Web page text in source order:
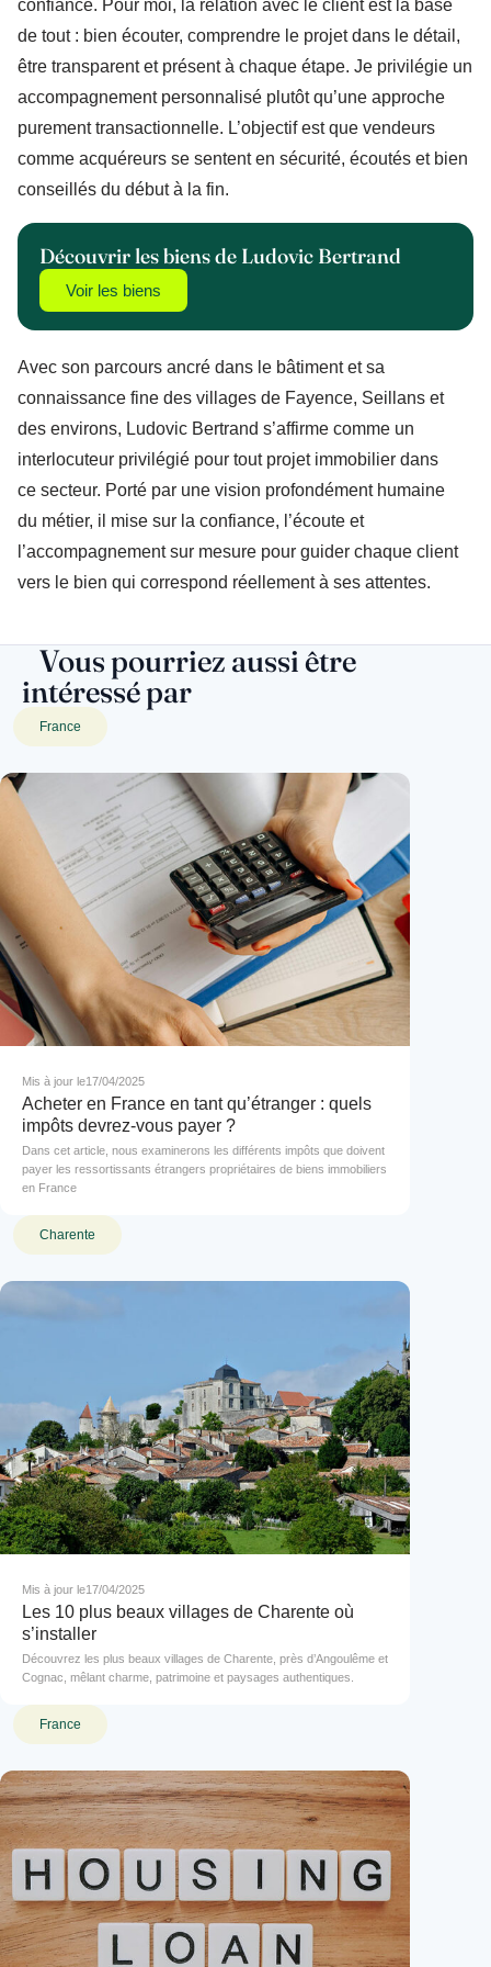
confiance. Pour moi, la relation avec le client est la base
de tout : bien écouter, comprendre le projet dans le détail,
être transparent et présent à chaque étape. Je privilégie un
accompagnement personnalisé plutôt qu’une approche
purement transactionnelle. L’objectif est que vendeurs
comme acquéreurs se sentent en sécurité, écoutés et bien
conseillés du début à la fin.
Découvrir les biens de Ludovic Bertrand
Voir les biens
Avec son parcours ancré dans le bâtiment et sa
connaissance fine des villages de Fayence, Seillans et
des environs, Ludovic Bertrand s’affirme comme un
interlocuteur privilégié pour tout projet immobilier dans
ce secteur. Porté par une vision profondément humaine
du métier, il mise sur la confiance, l’écoute et
l’accompagnement sur mesure pour guider chaque client
vers le bien qui correspond réellement à ses attentes.
Vous pourriez aussi être
intéressé par
France
Mis à jour le17/04/2025
Acheter en France en tant qu’étranger : quels
impôts devrez-vous payer ?
Dans cet article, nous examinerons les différents impôts que doivent
payer les ressortissants étrangers propriétaires de biens immobiliers
en France
Charente
Mis à jour le17/04/2025
Les 10 plus beaux villages de Charente où
s’installer
Découvrez les plus beaux villages de Charente, près d’Angoulême et
Cognac, mêlant charme, patrimoine et paysages authentiques.
France